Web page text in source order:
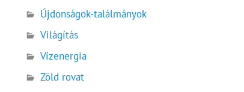
Újdonságok-találmányok
Világítás
Vízenergia
Zöld rovat